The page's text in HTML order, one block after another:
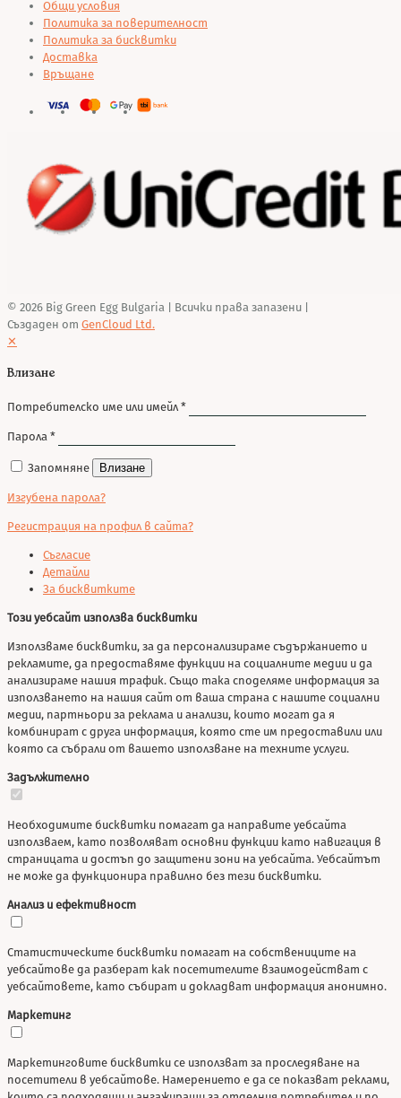
Общи условия
Политика за поверителност
Политика за бисквитки
Доставка
Връщане
© 2026 Big Green Egg Bulgaria
| Всички права запазени |
Създаден от GenCloud Ltd.
✕
Влизане
Потребителско име или имейл *
Парола *
Запомняне Влизане
Изгубена парола?
Регистрация на профил в сайта?
Съгласие
Детайли
За бисквитките
Този уебсайт използва бисквитки
Използваме бисквитки, за да персонализираме съдържанието и
рекламите, да предоставяме функции на социалните медии и да
анализираме нашия трафик. Също така споделяме информация за
използването на нашия сайт от ваша страна с нашите социални
медии, партньори за реклама и анализи, които могат да я
комбинират с друга информация, която сте им предоставили или
която са събрали от вашето използване на техните услуги.
Задължително
Необходимите бисквитки помагат да направите уебсайта
използваем, като позволяват основни функции като навигация в
страницата и достъп до защитени зони на уебсайта. Уебсайтът
не може да функционира правилно без тези бисквитки.
Анализ и ефективност
Статистическите бисквитки помагат на собствениците на
уебсайтове да разберат как посетителите взаимодействат с
уебсайтовете, като събират и докладват информация анонимно.
Маркетинг
Маркетинговите бисквитки се използват за проследяване на
посетители в уебсайтове. Намерението е да се показват реклами,